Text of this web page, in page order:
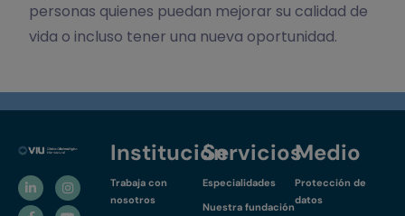
personas quienes puedan mejorar su calidad de
vida o incluso tener una nueva oportunidad.
Institución
Trabaja con
nosotros
Servicios
Especialidades
Nuestra fundación
Medio
Protección de
datos